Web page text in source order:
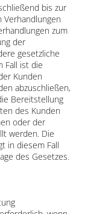
bis zur
Verhandlungen
zum
der
gesetzliche
Fall ist die
Kunden
abzuschließen,
Bereitstellung
des Kunden
oder der
werden. Die
in diesem Fall
des Gesetzes.